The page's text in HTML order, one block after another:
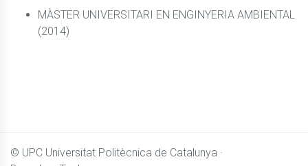
MÀSTER UNIVERSITARI EN ENGINYERIA AMBIENTAL
(2014)
© UPC Universitat Politècnica de Catalunya ·